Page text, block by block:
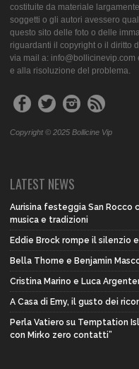
costituite da materiale
soggetti o gli autori avessero
questo sito delle foto o delle
riguardanti il copyright o il diritto
via mail a:
e alla risoluzione del problema.
Copyright © 2025 Bollicine Vip
LATEST NEWS
Aurisina festeggia San Rocco
musica e tradizioni
Eddie Brock rompe il silenzio
Bella Thorne e Benjamin
Cristina Marino e Luca
A Casa di Emy, il gusto dei
Perla Vatiero su Temptation
con Mirko zero contatti”